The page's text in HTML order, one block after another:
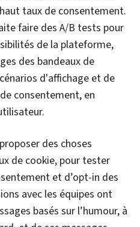
taux de consentement.
faire des A/B tests pour
de la plateforme,
des bandeaux de
d'affichage et de
consentement, en
des choses
de cookie, pour tester
et d’opt-in des
avec les équipes ont
basés sur l’humour, à